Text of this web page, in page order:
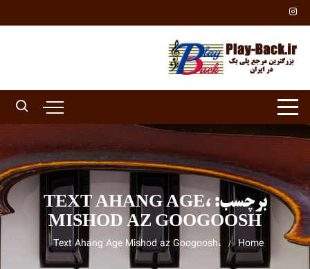
Skip
to
content
برچسب: ،TEXT AHANG AGE
MISHOD AZ GOOGOOSH
Home ،Text Ahang Age Mishod az Googoosh